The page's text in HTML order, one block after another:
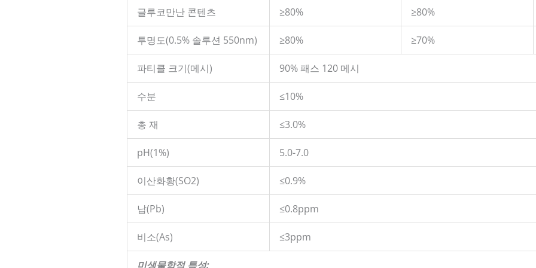
글루코만난 콘텐츠 ≥80% ≥80%
투명도(0.5% 솔루션 550nm) ≥80% ≥70%
파티클 크기(메시) 90% 패스 120 메시
수분 ≤10%
총 재 ≤3.0%
pH(1%) 5.0-7.0
이산화황(SO2) ≤0.9%
납(Pb) ≤0.8ppm
비소(As) ≤3ppm
미생물학적 특성: